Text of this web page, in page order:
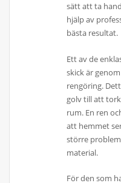
sätt att ta
hjälp av
bästa resultat.
Ett av de
skick är
rengöring.
golv till att
rum. En ren
att hemmet
större
material.
För den som